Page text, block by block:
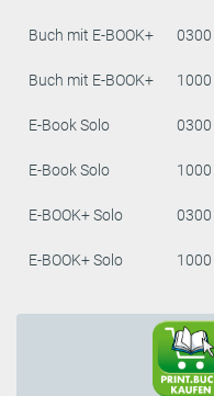
Buch mit E-BOOK+
Buch mit E-BOOK+
E-Book Solo
E-Book Solo
E-BOOK+ Solo
E-BOOK+ Solo